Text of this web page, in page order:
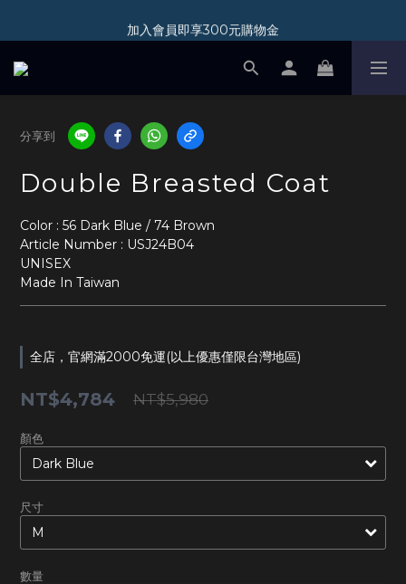
加入會員即享300元購物金
加入會員即享300元購物金
新光三越 A11 POP-UP STORE 07/01-08/31
分享到
Double Breasted Coat
Color : 56 Dark Blue / 74 Brown
Article Number : USJ24B04
UNISEX
Made In Taiwan
全店，官網滿2000免運(以上優惠僅限台灣地區)
NT$4,784 NT$5,980
顏色
尺寸
數量